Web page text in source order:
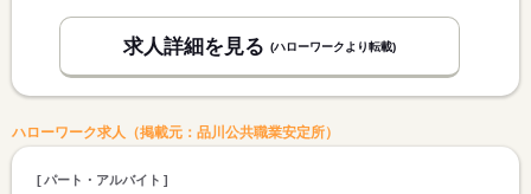
求人詳細を見る (ハローワークより転載)
ハローワーク求人（掲載元：品川公共職業安定所）
パート・アルバイト